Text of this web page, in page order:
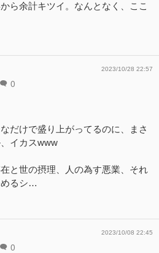
ら余計キツイ。なんとなく、ここ
0
2023/10/28 22:57
だけで盛り上がってるのに、まさ
イカスwww
と世の摂理、人の為す悪業、それ
めるシ…
0
2023/10/08 22:45